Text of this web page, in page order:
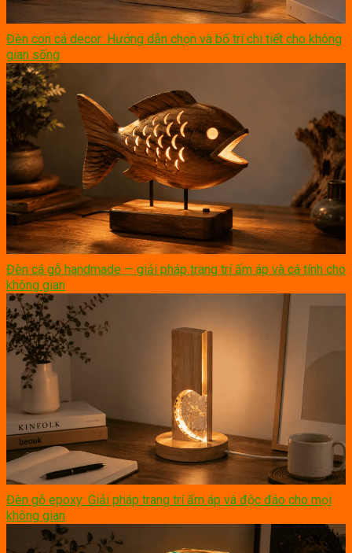
Đèn con cá decor: Hướng dẫn chọn và bố trí chi tiết cho không
gian sống
Đèn cá gỗ handmade — giải pháp trang trí ấm áp và cá tính cho
không gian
Đèn gỗ epoxy: Giải pháp trang trí ấm áp và độc đáo cho mọi
không gian